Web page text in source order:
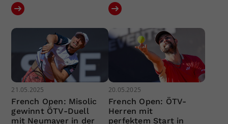
21.05.2025
French Open: Misolic
gewinnt ÖTV-Duell
mit Neumayer in der
20.05.2025
French Open: ÖTV-
Herren mit
perfektem Start in